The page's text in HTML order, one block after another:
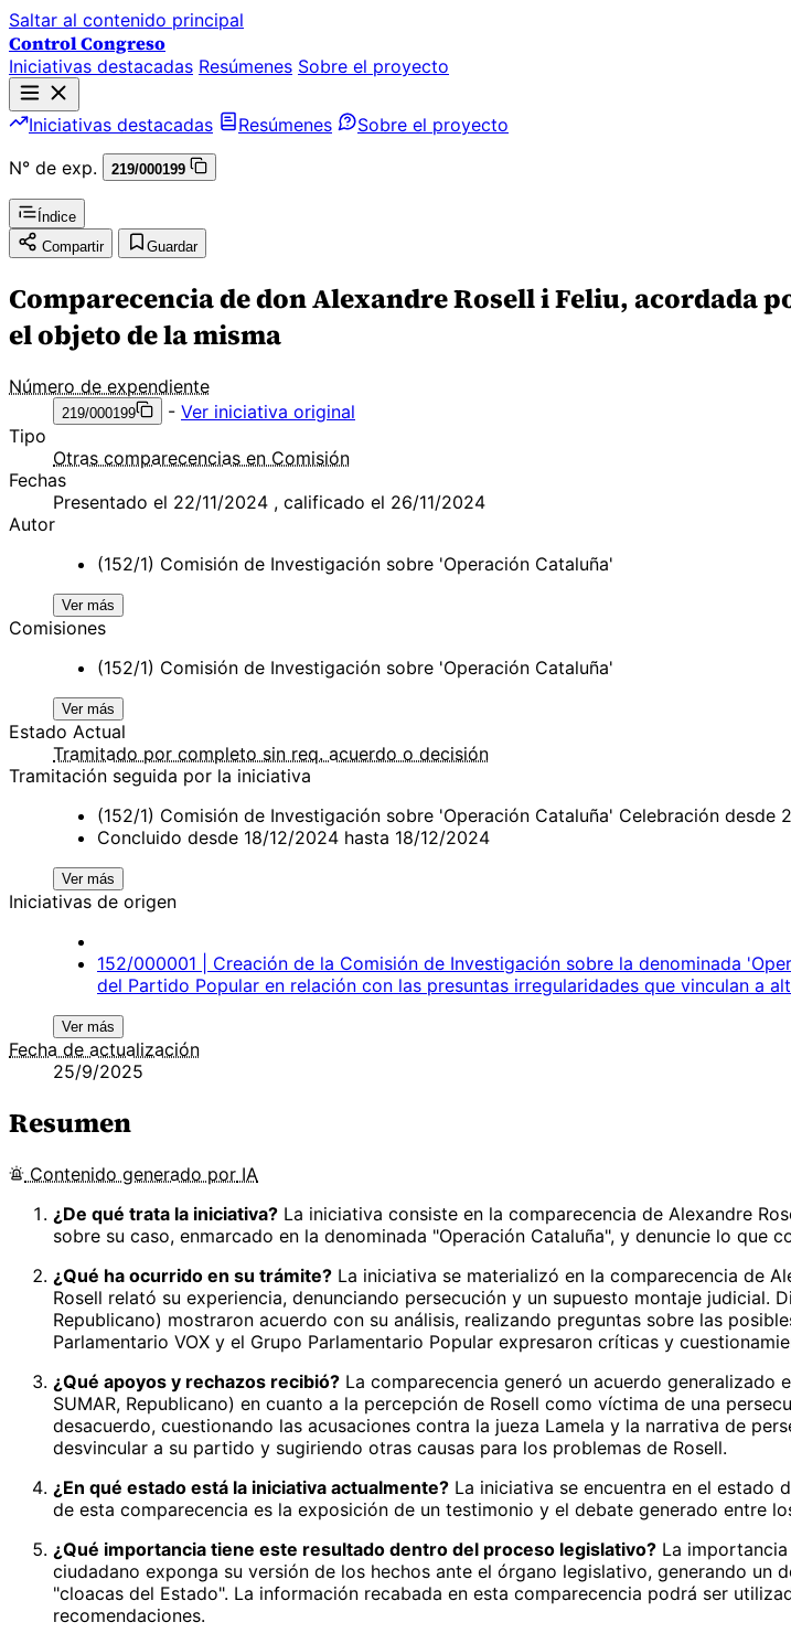
Saltar al contenido principal
Control Congreso
Iniciativas destacadas Resúmenes Sobre el proyecto
Iniciativas destacadas Resúmenes
Sobre el proyecto
N° de exp.
219/000199
Índice
Compartir
Guardar
Comparecencia de don Alexandre Rosell i Feliu,
el objeto de la misma
Número de expendiente
219/000199 - Ver iniciativa original
Tipo
Otras comparecencias en Comisión
Fechas
Presentado el 22/11/2024 , calificado el 26/11/2024
Autor
(152/1) Comisión de Investigación sobre 'Operación Cataluña'
Ver más
Comisiones
(152/1) Comisión de Investigación sobre 'Operación Cataluña'
Ver más
Estado Actual
Tramitado por completo sin req. acuerdo o decisión
Tramitación seguida por la iniciativa
(152/1) Comisión de Investigación sobre 'Operación Cataluña' Celebración desde
Concluido desde 18/12/2024 hasta 18/12/2024
Ver más
Iniciativas de origen
152/000001 | Creación de la Comisión de Investigación sobre la denominada
del Partido Popular en relación con las presuntas irregularidades que vinculan a
Ver más
Fecha de actualización
25/9/2025
Resumen
Contenido generado por IA
¿De qué trata la iniciativa? La iniciativa consiste en la comparecencia de Alexandre
sobre su caso, enmarcado en la denominada "Operación Cataluña", y denuncie lo
¿Qué ha ocurrido en su trámite? La iniciativa se materializó en la comparecencia de
Rosell relató su experiencia, denunciando persecución y un supuesto montaje judicial.
Republicano) mostraron acuerdo con su análisis, realizando preguntas sobre las
Parlamentario VOX y el Grupo Parlamentario Popular expresaron críticas y
¿Qué apoyos y rechazos recibió? La comparecencia generó un acuerdo generalizado
SUMAR, Republicano) en cuanto a la percepción de Rosell como víctima de una
desacuerdo, cuestionando las acusaciones contra la jueza Lamela y la narrativa de
desvincular a su partido y sugiriendo otras causas para los problemas de Rosell.
¿En qué estado está la iniciativa actualmente? La iniciativa se encuentra en el estado
de esta comparecencia es la exposición de un testimonio y el debate generado entre
¿Qué importancia tiene este resultado dentro del proceso legislativo? La
ciudadano exponga su versión de los hechos ante el órgano legislativo, generando
"cloacas del Estado". La información recabada en esta comparecencia podrá ser
recomendaciones.